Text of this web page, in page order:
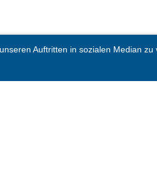
Auftritten in sozialen Median